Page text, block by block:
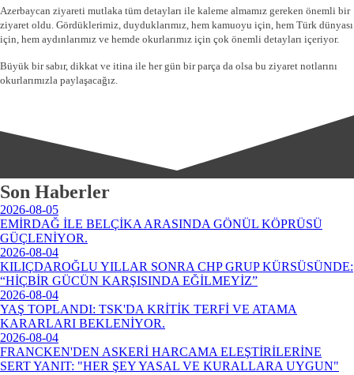
Azerbaycan ziyareti mutlaka tüm detayları ile kaleme almamız gereken önemli bir
ziyaret oldu. Gördüklerimiz, duyduklarımız, hem kamuoyu için, hem Türk dünyası
için, hem aydınlarımız ve hemde okurlarımız için çok önemli detayları içeriyor.
Büyük bir sabır, dikkat ve itina ile her gün bir parça da olsa bu ziyaret notlarını
okurlarımızla paylaşacağız.
Son Haberler
2026-08-05
EMİRDAĞ İLE BELÇİKA ARASINDA GÖNÜL KÖPRÜSÜ
GÜÇLENİYOR.
2026-08-04
KILIÇDAROĞLU YILLAR SONRA CHP GRUP KÜRSÜSÜNDE:
“HİÇBİR GÜCÜN KARŞISINDA EĞİLMEYİZ”
2026-08-04
YAŞ TOPLANDI: TSK'DA KRİTİK TERFİ VE ATAMA
KARARLARI BEKLENİYOR.
2026-08-04
FRANCKEN'DEN ASKERİ HARCAMA ELEŞTİRİLERİNE
SERT YANIT: "HER ŞEY YASAL VE KURALLARA UYGUN"